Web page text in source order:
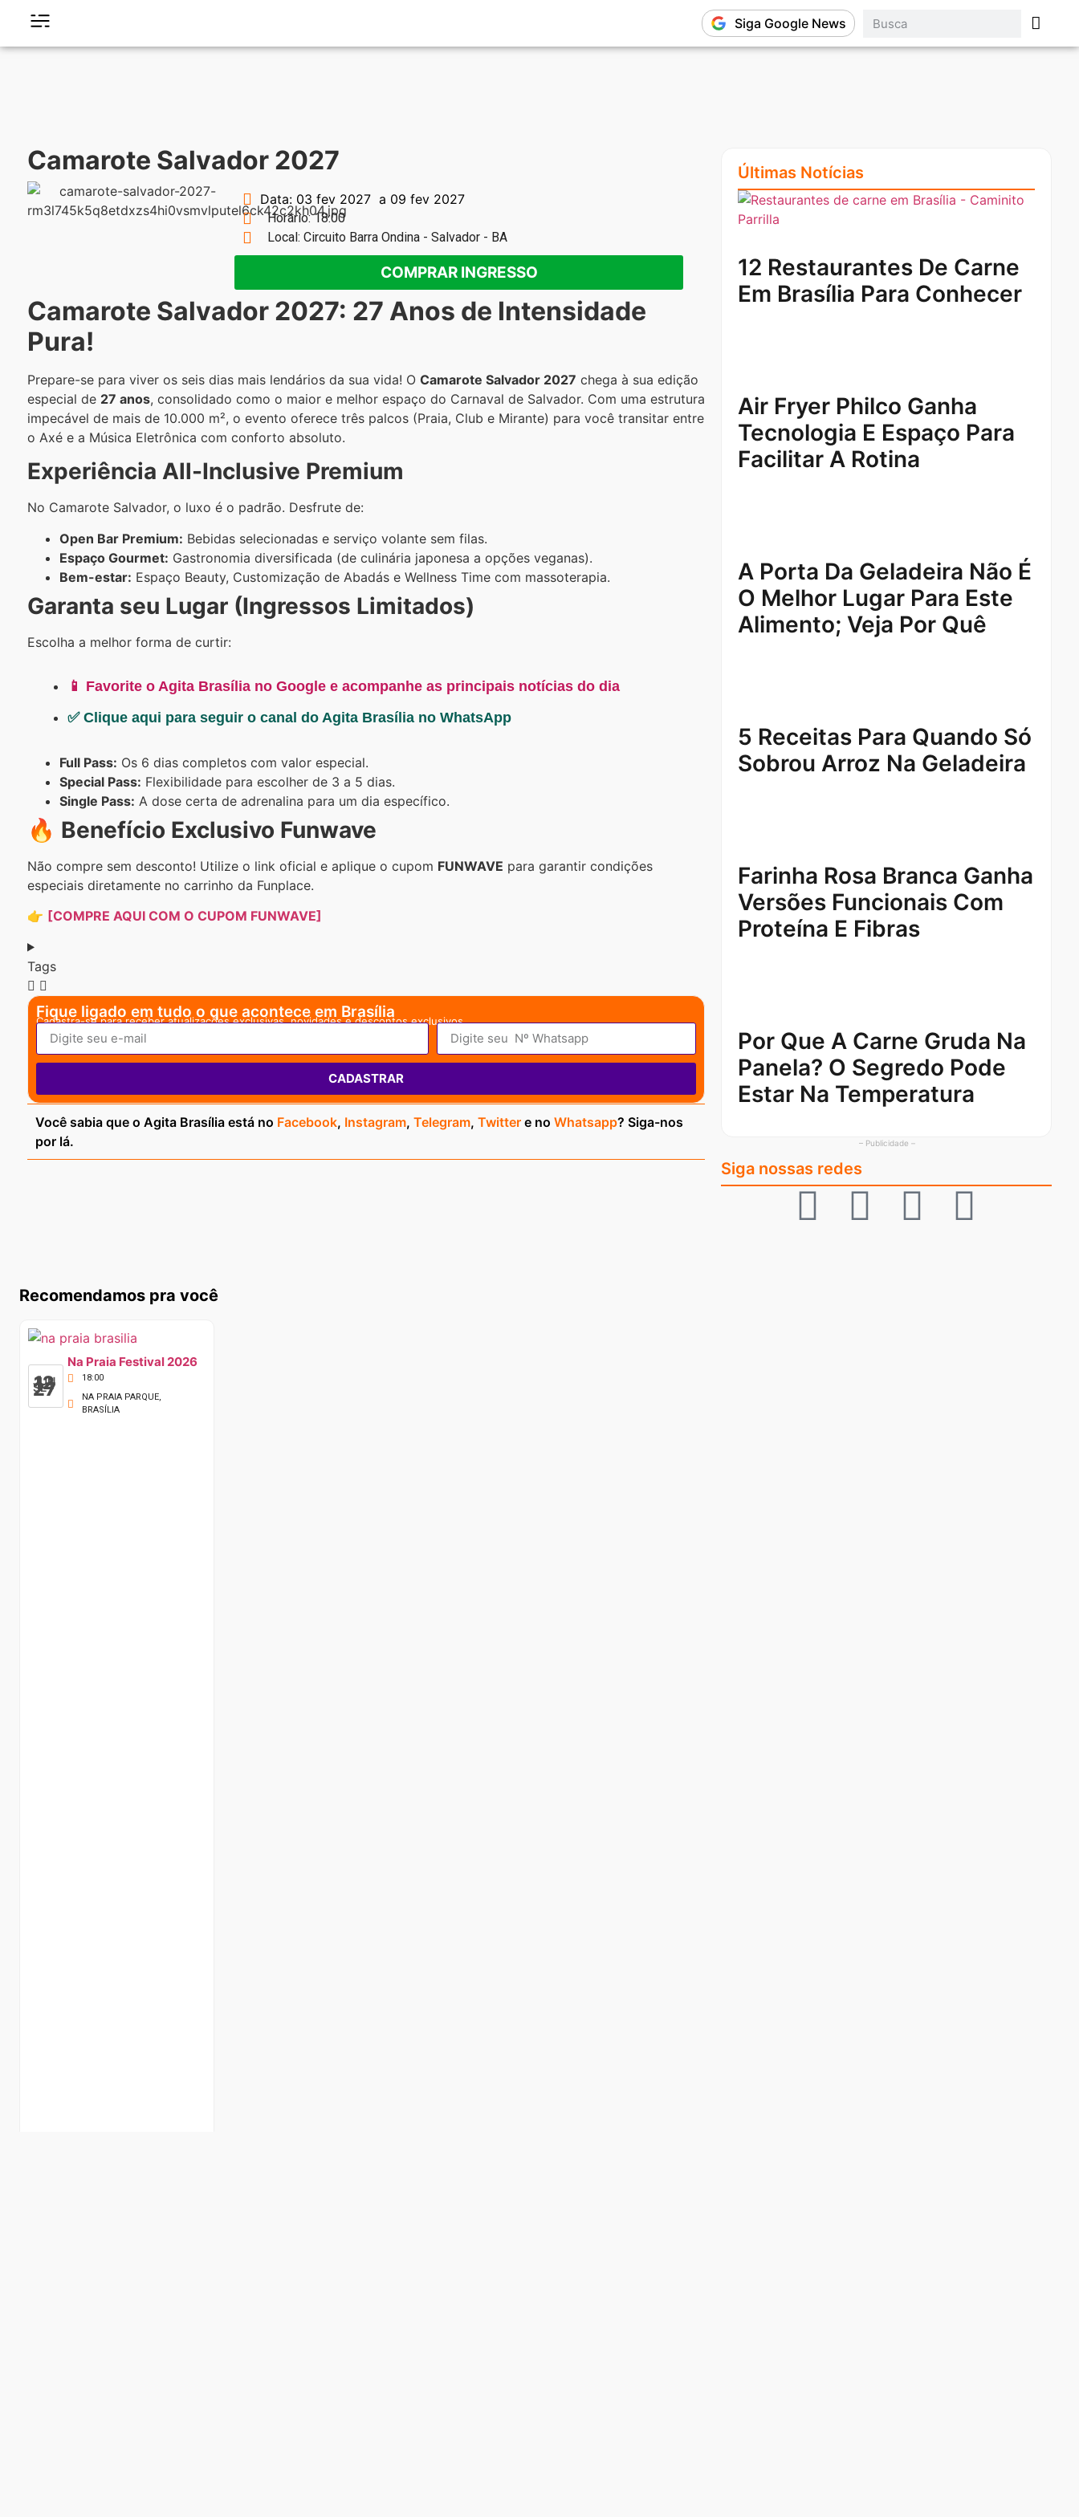
Siga Google News
Camarote Salvador 2027
Data: 03 fev 2027 a 09 fev 2027
Horário: 18:00
Local: Circuito Barra Ondina - Salvador - BA
COMPRAR INGRESSO
Camarote Salvador 2027: 27 Anos de Intensidade
Pura!
Prepare-se para viver os seis dias mais lendários da sua vida! O Camarote Salvador 2027 chega à sua edição
especial de 27 anos, consolidado como o maior e melhor espaço do Carnaval de Salvador. Com uma estrutura
impecável de mais de 10.000 m², o evento oferece três palcos (Praia, Club e Mirante) para você transitar entre
o Axé e a Música Eletrônica com conforto absoluto.
Experiência All-Inclusive Premium
No Camarote Salvador, o luxo é o padrão. Desfrute de:
Open Bar Premium: Bebidas selecionadas e serviço volante sem filas.
Espaço Gourmet: Gastronomia diversificada (de culinária japonesa a opções veganas).
Bem-estar: Espaço Beauty, Customização de Abadás e Wellness Time com massoterapia.
Garanta seu Lugar (Ingressos Limitados)
Escolha a melhor forma de curtir:
📱 Favorite o Agita Brasília no Google e acompanhe as principais notícias do dia
✅ Clique aqui para seguir o canal do Agita Brasília no WhatsApp
Full Pass: Os 6 dias completos com valor especial.
Special Pass: Flexibilidade para escolher de 3 a 5 dias.
Single Pass: A dose certa de adrenalina para um dia específico.
🔥 Benefício Exclusivo Funwave
Não compre sem desconto! Utilize o link oficial e aplique o cupom FUNWAVE para garantir condições
especiais diretamente no carrinho da Funplace.
👉 [COMPRE AQUI COM O CUPOM FUNWAVE]
Tags
Fique ligado em tudo o que acontece em Brasília
Cadastra-se para receber atualizações exclusivas, novidades e descontos exclusivos.
CADASTRAR
Você sabia que o Agita Brasília está no Facebook, Instagram, Telegram, Twitter e no Whatsapp? Siga-nos
por lá.
Últimas Notícias
12 Restaurantes De Carne
Em Brasília Para Conhecer
Air Fryer Philco Ganha
Tecnologia E Espaço Para
Facilitar A Rotina
A Porta Da Geladeira Não É
O Melhor Lugar Para Este
Alimento; Veja Por Quê
5 Receitas Para Quando Só
Sobrou Arroz Na Geladeira
Farinha Rosa Branca Ganha
Versões Funcionais Com
Proteína E Fibras
Por Que A Carne Gruda Na
Panela? O Segredo Pode
Estar Na Temperatura
– Publicidade –
Siga nossas redes
Recomendamos pra você
12
JUN
27
SET
Na Praia Festival 2026
18:00
NA PRAIA PARQUE,
BRASÍLIA